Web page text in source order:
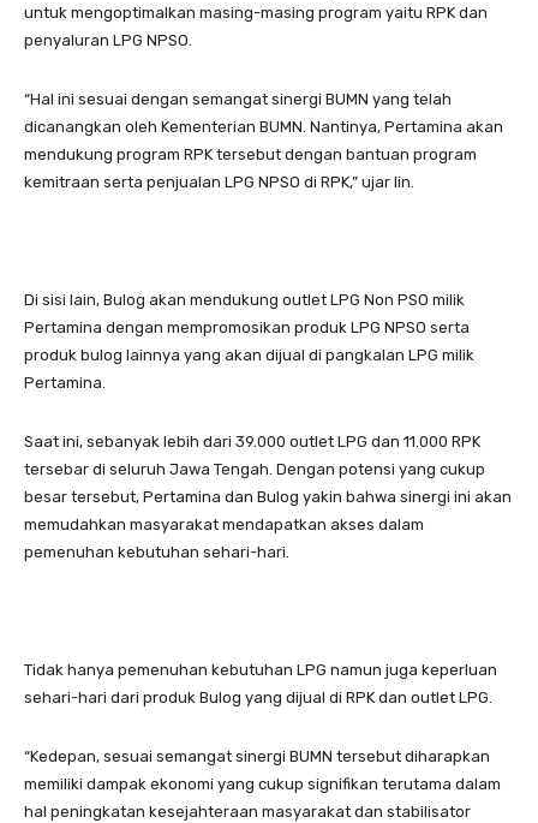
untuk mengoptimalkan masing-masing program yaitu RPK dan
penyaluran LPG NPSO.
“Hal ini sesuai dengan semangat sinergi BUMN yang telah
dicanangkan oleh Kementerian BUMN. Nantinya, Pertamina akan
mendukung program RPK tersebut dengan bantuan program
kemitraan serta penjualan LPG NPSO di RPK,” ujar Iin.
Di sisi lain, Bulog akan mendukung outlet LPG Non PSO milik
Pertamina dengan mempromosikan produk LPG NPSO serta
produk bulog lainnya yang akan dijual di pangkalan LPG milik
Pertamina.
Saat ini, sebanyak lebih dari 39.000 outlet LPG dan 11.000 RPK
tersebar di seluruh Jawa Tengah. Dengan potensi yang cukup
besar tersebut, Pertamina dan Bulog yakin bahwa sinergi ini akan
memudahkan masyarakat mendapatkan akses dalam
pemenuhan kebutuhan sehari-hari.
Tidak hanya pemenuhan kebutuhan LPG namun juga keperluan
sehari-hari dari produk Bulog yang dijual di RPK dan outlet LPG.
“Kedepan, sesuai semangat sinergi BUMN tersebut diharapkan
memiliki dampak ekonomi yang cukup signifikan terutama dalam
hal peningkatan kesejahteraan masyarakat dan stabilisator